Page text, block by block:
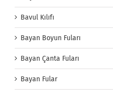
Bavul Kılıfı
Bayan Boyun Fuları
Bayan Çanta Fuları
Bayan Fular